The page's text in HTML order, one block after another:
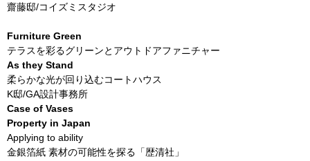
齋藤邸/コイズミスタジオ
Furniture Green
テラスを彩るグリーンとアウトドアファニチャー
As they Stand
柔らかな光が回り込むコートハウス
K邸/GA設計事務所
Case of Vases
Property in Japan
Applying to ability
金銀箔紙 素材の可能性を探る「歴清社」